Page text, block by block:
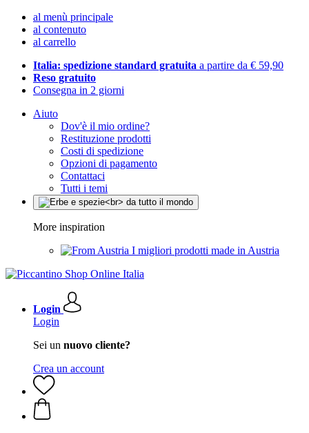
al menù principale
al contenuto
al carrello
Italia: spedizione standard gratuita a partire da € 59,90
Reso gratuito
Consegna in 2 giorni
Aiuto
Dov'è il mio ordine?
Restituzione prodotti
Costi di spedizione
Opzioni di pagamento
Contattaci
Tutti i temi
More inspiration
I migliori prodotti made in Austria
Login
Login
Sei un nuovo cliente?
Crea un account